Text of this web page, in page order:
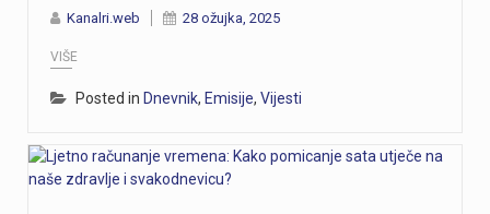
Kanalri.web 28 ožujka, 2025
VIŠE
Posted in Dnevnik, Emisije, Vijesti